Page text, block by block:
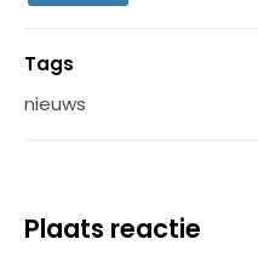
Tags
nieuws
Plaats reactie